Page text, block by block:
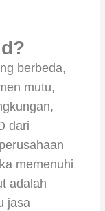
berbeda,
mutu,
dari
memenuhi
adalah
jasa